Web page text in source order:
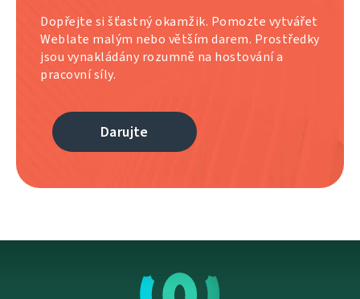
Dopřejte si šťastný okamžik. Pomozte vytvářet
Weblate malým nebo větším darem. Prostředky
jsou vynakládány rozumně na hostování a
pracovní síly.
Darujte